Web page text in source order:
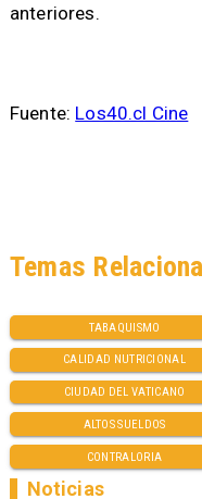
anteriores.
Fuente: Los40.cl Cine
TABAQUISMO
CALIDAD NUTRICIONAL
CIUDAD DEL VATICANO
ALTOS SUELDOS
CONTRALORIA
Temas
Noticias